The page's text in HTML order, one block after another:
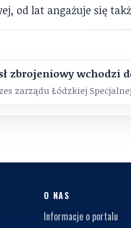
od lat angażuje się
zbrojeniowy wchodzi
zarządu Łódzkiej
O NAS
Informacje o portalu